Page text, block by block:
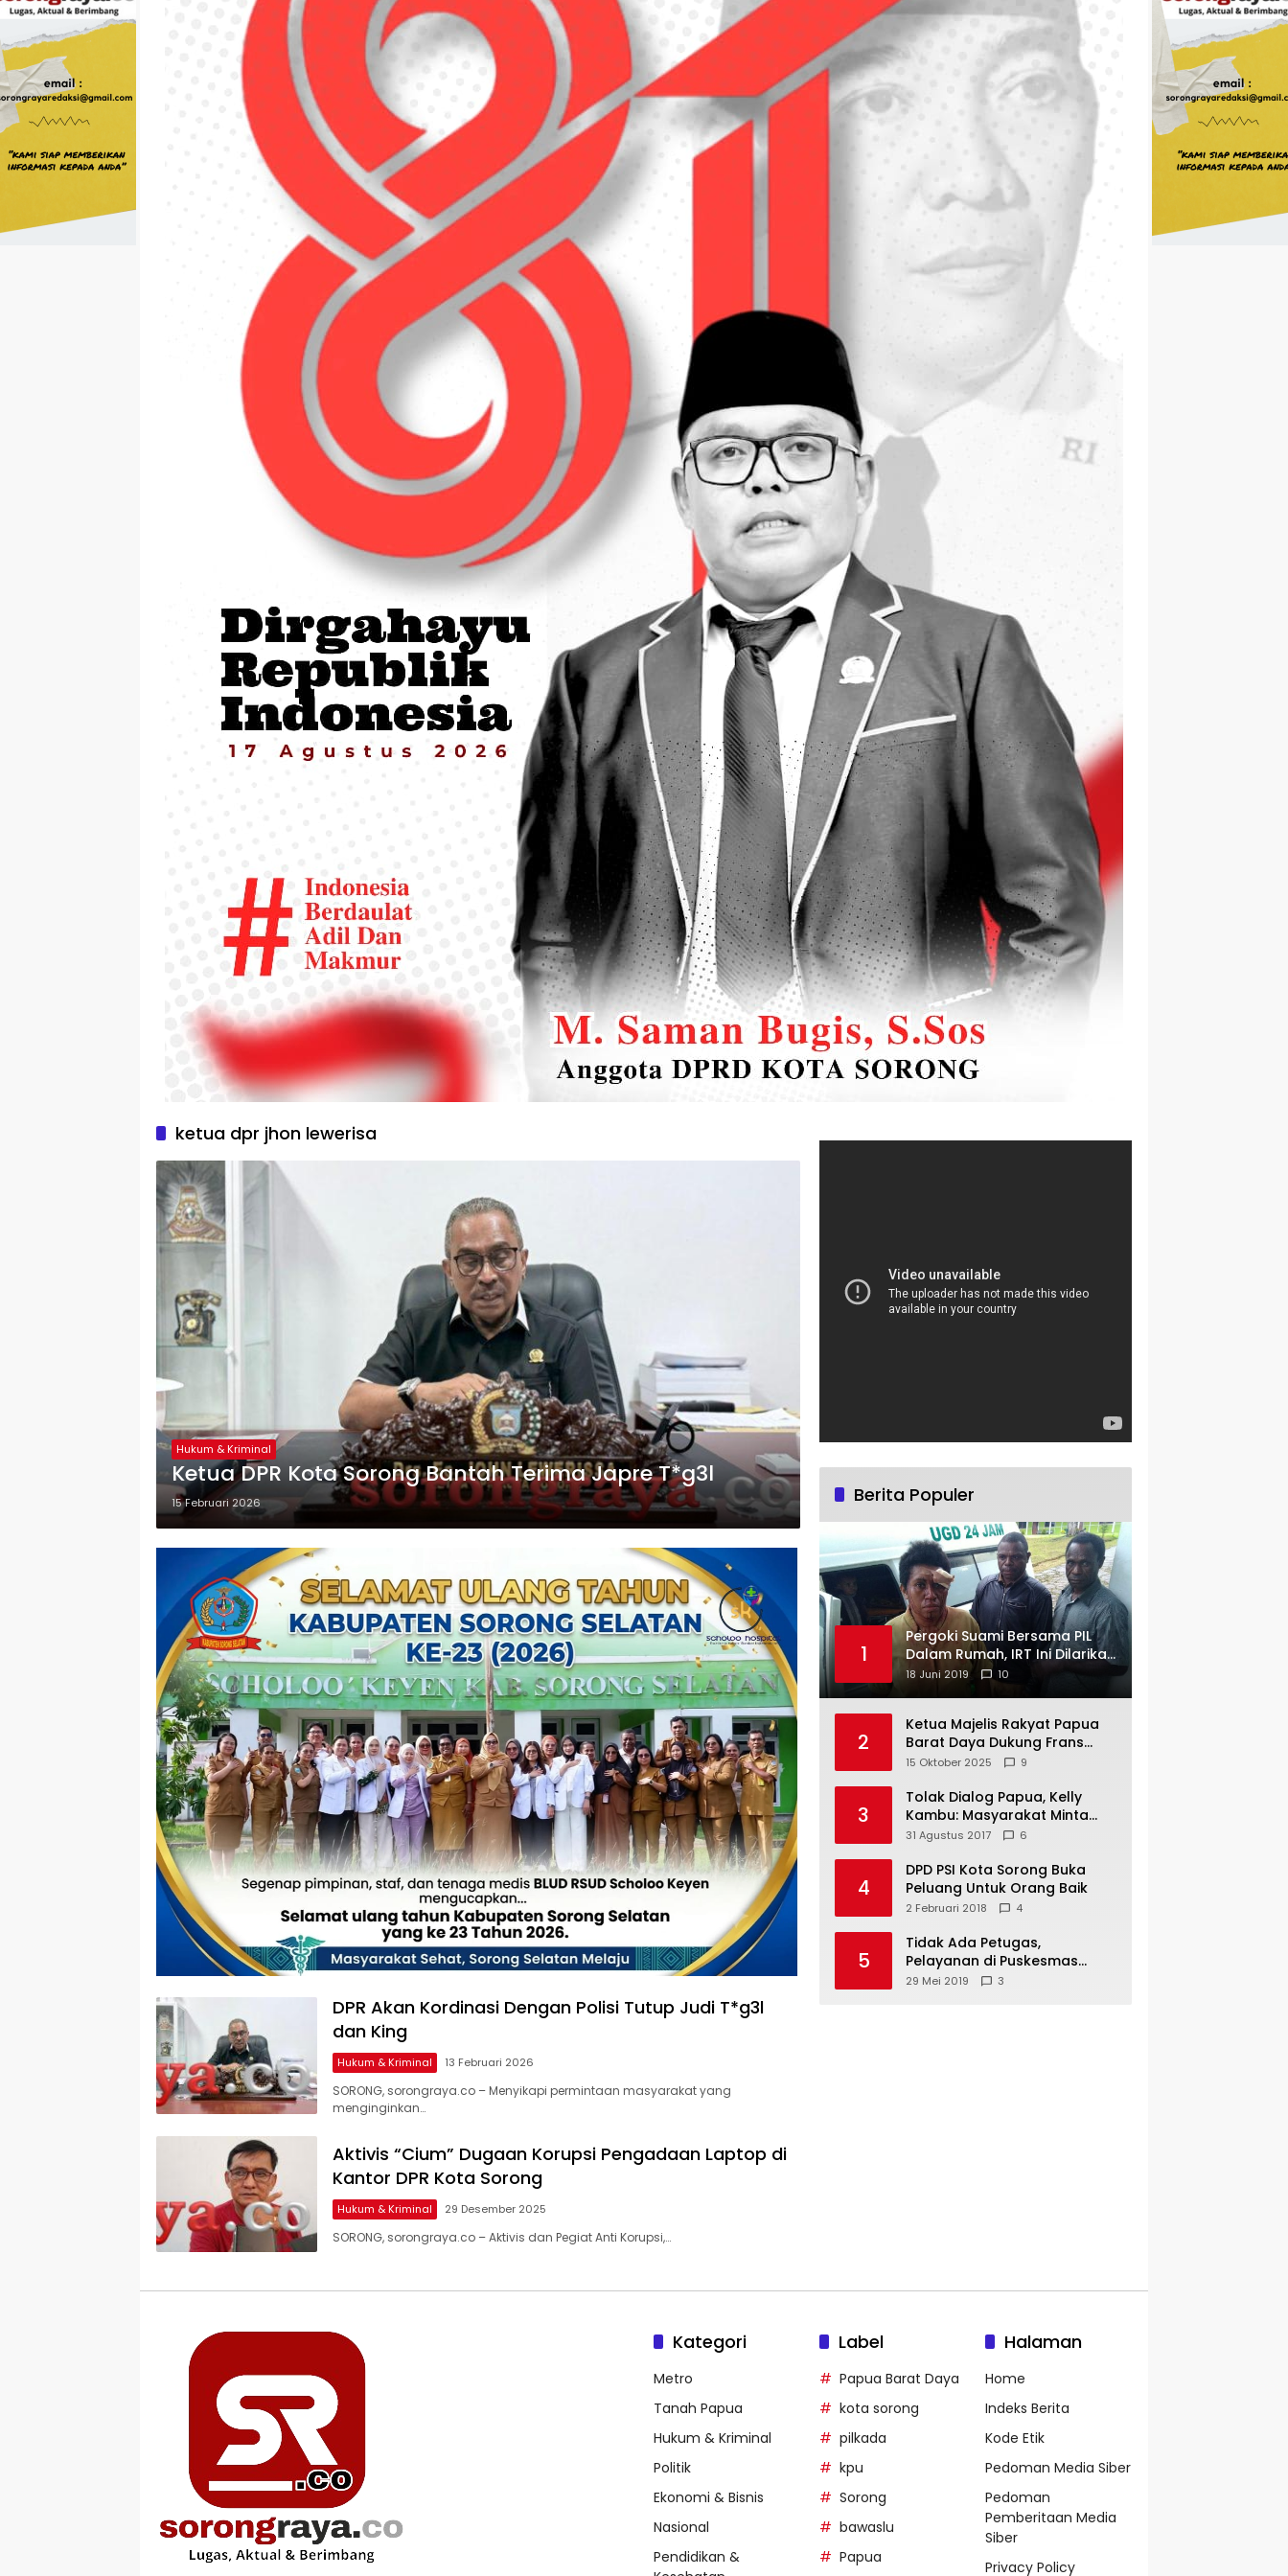
ketua dpr jhon lewerisa
Hukum & Kriminal
Ketua DPR Kota Sorong Bantah Terima Japre T*g3l
15 Februari 2026
DPR Akan Kordinasi Dengan Polisi Tutup Judi T*g3l
dan King
Hukum & Kriminal 13 Februari 2026
SORONG, sorongraya.co – Menyikapi permintaan masyarakat yang
menginginkan…
Aktivis “Cium” Dugaan Korupsi Pengadaan Laptop di
Kantor DPR Kota Sorong
Hukum & Kriminal 29 Desember 2025
SORONG, sorongraya.co – Aktivis dan Pegiat Anti Korupsi,…
Berita Populer
1
Pergoki Suami Bersama PIL
Dalam Rumah, IRT Ini Dilarikan
ke RS
18 Juni 2019 10
2
Ketua Majelis Rakyat Papua
Barat Daya Dukung Frans
Pigome Sebagai Presidir PT
15 Oktober 2025 9
3
Tolak Dialog Papua, Kelly
Kambu: Masyarakat Minta
Pemekaran
31 Agustus 2017 6
4
DPD PSI Kota Sorong Buka
Peluang Untuk Orang Baik
2 Februari 2018 4
5
Tidak Ada Petugas,
Pelayanan di Puskesmas
Mare-Maybrat Lumpuh
29 Mei 2019 3
Kategori
Metro
Tanah Papua
Hukum & Kriminal
Politik
Ekonomi & Bisnis
Nasional
Pendidikan &
Label
Papua Barat Daya
kota sorong
pilkada
kpu
Sorong
bawaslu
Papua
Halaman
Home
Indeks Berita
Kode Etik
Pedoman Media Siber
Pedoman
Pemberitaan Media
Siber
Privacy Policy